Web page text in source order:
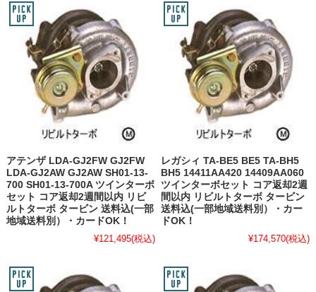
アテンザ LDA-GJ2FW GJ2FW
LDA-GJ2AW GJ2AW SH01-13-
700 SH01-13-700A ツインターボ
セット コア返却2週間以内 リビ
ルトターボ タービン 送料込(一部
地域送料別）・カードOK！
¥121,495(税込)
レガシィ TA-BE5 BE5 TA-BH5
BH5 14411AA420 14409AA060
ツインターボセット コア返却2週
間以内 リビルトターボ タービン
送料込(一部地域送料別）・カー
ドOK！
¥174,570(税込)